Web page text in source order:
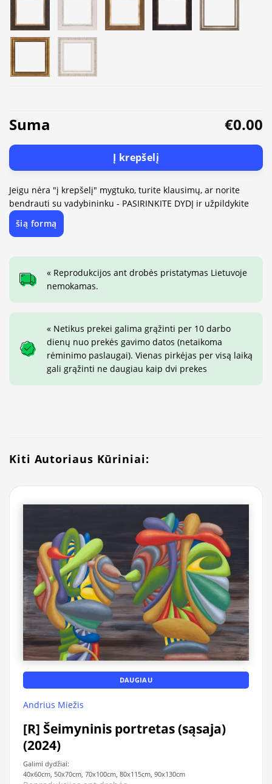
Suma €0.00
Į krepšelį
Jeigu nėra "į krepšelį" mygtuko, turite klausimų, ar norite
bendrauti su vadybininku - PASIRINKITE DYDĮ ir užpildykite
šią formą
« Reprodukcijos ant drobės pristatymas Lietuvoje
nemokamas.
« Netikus prekei galima grąžinti per 10 darbo
dienų nuo prekės gavimo datos (netaikoma
rėminimo paslaugai). Vienas pirkėjas per visą laiką
gali grąžinti ne daugiau kaip dvi prekes
Kiti Autoriaus Kūriniai:
DAUGIAU
Andrius Miežis
[R] Šeimyninis portretas (sąsaja)
(2024)
Galimi dydžiai:
40x60cm, 50x70cm, 70x100cm, 80x115cm, 90x130cm